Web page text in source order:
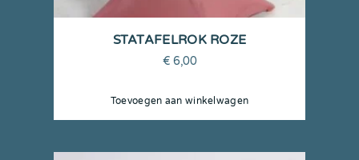
STATAFELROK ROZE
€ 6,00
Toevoegen aan winkelwagen